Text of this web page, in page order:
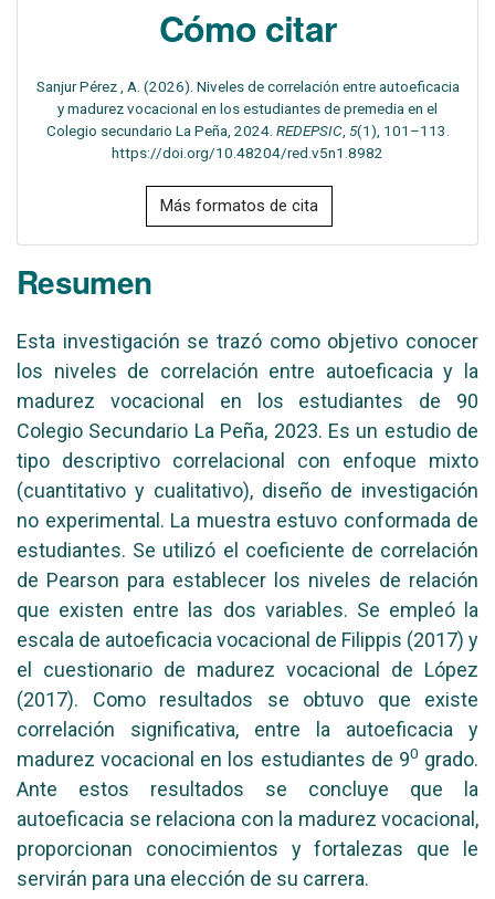
Cómo citar
Sanjur Pérez , A. (2026). Niveles de correlación entre autoeficacia
y madurez vocacional en los estudiantes de premedia en el
Colegio secundario La Peña, 2024. REDEPSIC, 5(1), 101–113.
https://doi.org/10.48204/red.v5n1.8982
Más formatos de cita
Resumen
Esta investigación se trazó como objetivo conocer
los niveles de correlación entre autoeficacia y la
madurez vocacional en los estudiantes de 90
Colegio Secundario La Peña, 2023. Es un estudio de
tipo descriptivo correlacional con enfoque mixto
(cuantitativo y cualitativo), diseño de investigación
no experimental. La muestra estuvo conformada de
estudiantes. Se utilizó el coeficiente de correlación
de Pearson para establecer los niveles de relación
que existen entre las dos variables. Se empleó la
escala de autoeficacia vocacional de Filippis (2017) y
el cuestionario de madurez vocacional de López
(2017). Como resultados se obtuvo que existe
correlación significativa, entre la autoeficacia y
madurez vocacional en los estudiantes de 90 grado.
Ante estos resultados se concluye que la
autoeficacia se relaciona con la madurez vocacional,
proporcionan conocimientos y fortalezas que le
servirán para una elección de su carrera.